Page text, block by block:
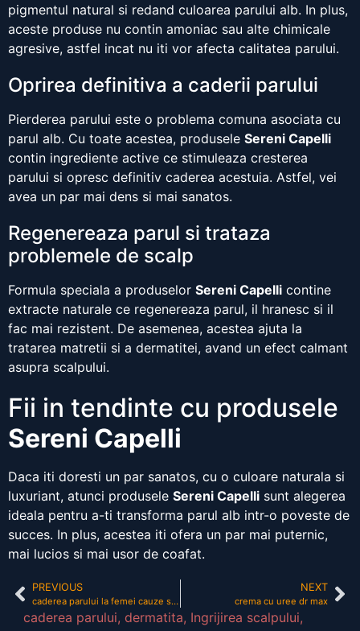
pigmentul natural si redand culoarea parului alb. In plus,
aceste produse nu contin amoniac sau alte chimicale
agresive, astfel incat nu iti vor afecta calitatea parului.
Oprirea definitiva a caderii parului
Pierderea parului este o problema comuna asociata cu
parul alb. Cu toate acestea, produsele Sereni Capelli
contin ingrediente active ce stimuleaza cresterea
parului si opresc definitiv caderea acestuia. Astfel, vei
avea un par mai dens si mai sanatos.
Regenereaza parul si trataza
problemele de scalp
Formula speciala a produselor Sereni Capelli contine
extracte naturale ce regenereaza parul, il hranesc si il
fac mai rezistent. De asemenea, acestea ajuta la
tratarea matretii si a dermatitei, avand un efect calmant
asupra scalpului.
Fii in tendinte cu produsele
Sereni Capelli
Daca iti doresti un par sanatos, cu o culoare naturala si
luxuriant, atunci produsele Sereni Capelli sunt alegerea
ideala pentru a-ti transforma parul alb intr-o poveste de
succes. In plus, acestea iti ofera un par mai puternic,
mai lucios si mai usor de coafat.
PREVIOUS
caderea parului la femei cauze si tratament
NEXT
crema cu uree dr max
caderea parului, dermatita, Ingrijirea scalpului,